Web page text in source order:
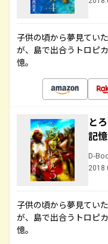
子供の頃から夢見てい
が、島で出合うトロピ
憶。
と
記
D-
子供の頃から夢見てい
が、島で出合うトロピ
憶。